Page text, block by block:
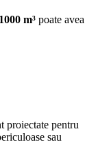
1000 m³ poate avea
proiectate pentru
sau